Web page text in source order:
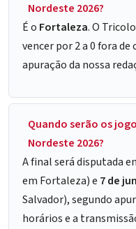
Nordeste 2026?
É o Fortaleza. O
vencer por 2 a 0 fora
apuração da nossa
Quando serão os
Nordeste 2026?
A final será disputada
em Fortaleza) e 7 de
Salvador), segundo
horários e a